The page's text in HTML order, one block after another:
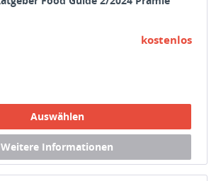
kostenlos